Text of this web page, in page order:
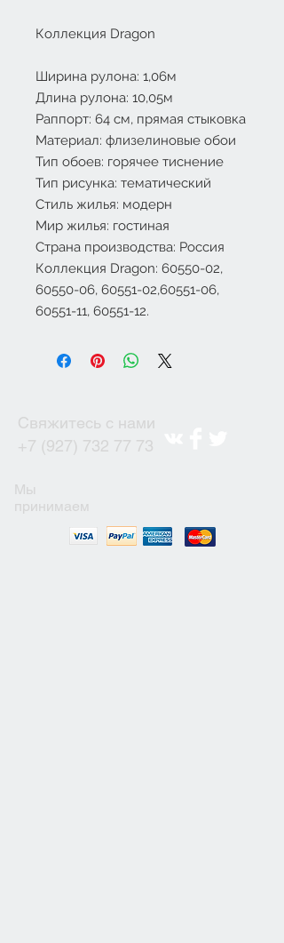
Коллекция Dragon
Ширина рулона: 1,06м
Длина рулона: 10,05м
Раппорт: 64 см, прямая стыковка
Материал: флизелиновые обои
Тип обоев: горячее тиснение
Тип рисунка: тематический
Стиль жилья: модерн
Мир жилья: гостиная
Страна производства: Россия
Коллекция Dragon: 60550-02,
60550-06, 60551-02,60551-06,
60551-11, 60551-12.
Свяжитесь с нами
+7 (927) 732 77 73
Мы
принимаем